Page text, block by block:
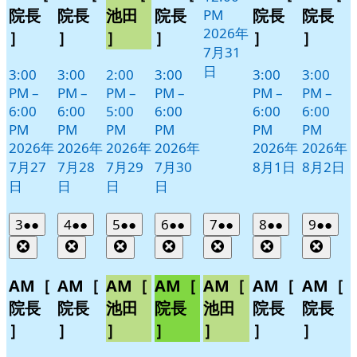
院長
］
3:00
PM –
6:00
PM
2026年
7月27
日
院長
］
3:00
PM –
6:00
PM
2026年
7月28
日
池田
］
2:00
PM –
5:00
PM
2026年
7月29
日
院長
］
3:00
PM –
6:00
PM
2026年
7月30
日
PM
2026年
7月31
日
院長
］
3:00
PM –
6:00
PM
2026年
8月1日
院長
］
3:00
PM –
6:00
PM
2026年
8月2日
32026
年
8
月
3
日
●●
件
イ
ベ
ン
AM［
院長
］
42026
年
8
月
4
日
●●
件
イ
ベ
ン
AM［
院長
］
52026
年
8
月
5
日
●●
件
イ
ベ
ン
ト)
AM［
池田
］
62026
年
8
月
6
日
●●
件
イ
ベ
ン
ト)
AM［
院長
］
72026
年
8
月
7
日
●●
件
イ
ベ
ン
ト)
AM［
池田
］
82026
年
8
月
8
日
●●
件
イ
ベ
ン
AM［
院長
］
92026
年
8
月
9
日
●●
件
イ
ベ
ン
AM［
院長
］